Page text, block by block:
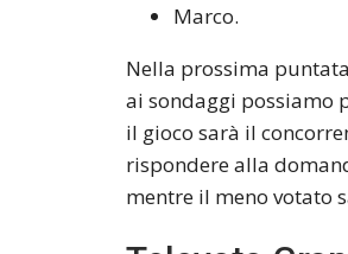
Marco.
Nella prossima
ai sondaggi possiamo
il gioco sarà il
rispondere alla
mentre il meno votato